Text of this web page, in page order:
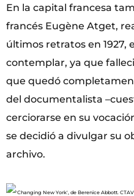
En la capital francesa
francés Eugène Atget,
últimos retratos en 1927,
contemplar, ya que
que quedó
del documentalista
cerciorarse en su
se decidió a divulgar su
archivo.